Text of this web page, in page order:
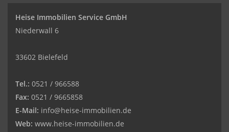
Heise Immobilien Service GmbH
Niederwall 6
33602 Bielefeld
Tel.: 0521 / 966588
Fax: 0521 / 9665858
E-Mail: info@heise-immobilien.de
Web: www.heise-immobilien.de